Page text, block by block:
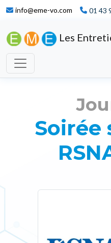
info@eme-vo.com 01 43
Les
Soirée